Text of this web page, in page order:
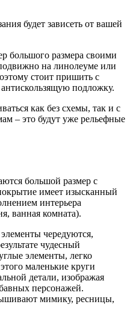
будет зависеть от вашей
большого размера своими
на линолеуме или
стоит пришить с
подложку.
как без схемы, так и с
– это будут уже рельефные
большой размер с
имеет изысканный
интерьера
ванная комната).
чередуются,
чудесный
элементы, легко
маленькие круги
детали, изображая
персонажей.
мимику, ресницы,